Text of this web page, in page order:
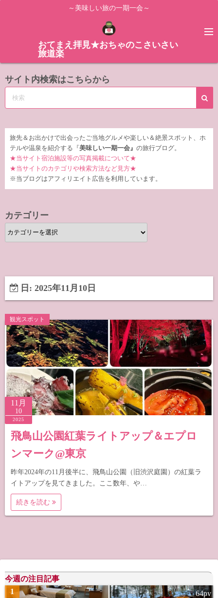
ス
ッ
～美味しい旅の一期一会～
おてまえ拝見★おちゃのこさいさい
旅道楽
サイト内検索はこちらから
旅先＆お出かけで出会ったご当地グルメや楽しい＆絶景スポット、ホ
テルや温泉を紹介する『 美味しい一期一会』 の旅行ブログ。
★当サイト宿泊施設等の写真掲載について★
★当サイトのカテゴリや検索方法など見方★
※当ブログはアフィリエイト広告を利用しています。
カテゴリー
カ
テ
ー
日: 2025年11月10日
観光スポット
11月
10
2025
飛鳥山公園紅葉ライトアップ＆エプロ
ンマーク@東京
昨年2024年の11月後半に、飛鳥山公園（旧渋沢庭園）の紅葉ラ
イトアップを見てきました。ここ数年、や…
続きを読む
今週の注目記事
1
64pv